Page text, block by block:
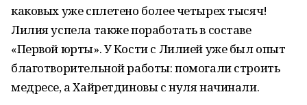
каковых уже сплетено более четырех тысяч!
Лилия успела также поработать в составе
«Первой юрты». У Кости с Лилией уже был опыт
благотворительной работы: помогали строить
медресе, а Хайретдиновы с нуля начинали.